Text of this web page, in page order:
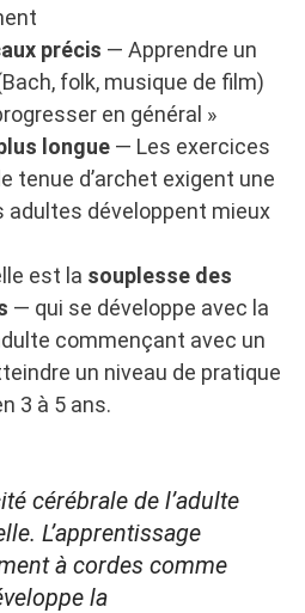
précis — Apprendre un
folk, musique de film)
en général »
longue — Les exercices
tenue d’archet exigent une
adultes développent mieux
est la souplesse des
— qui se développe avec la
commençant avec un
un niveau de pratique
3 à 5 ans.
cérébrale de l’adulte
L’apprentissage
à cordes comme
la